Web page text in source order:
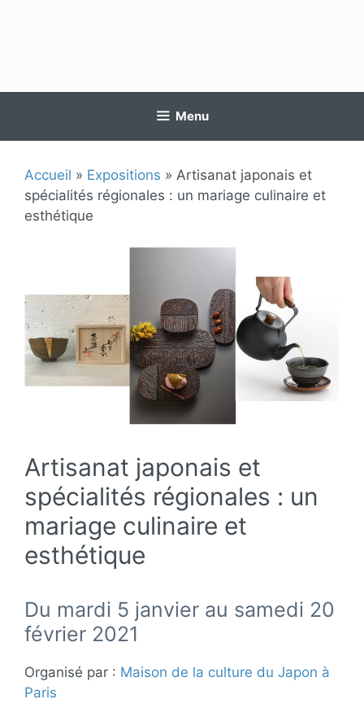
Menu
Accueil » Expositions » Artisanat japonais et
spécialités régionales : un mariage culinaire et
esthétique
Artisanat japonais et
spécialités régionales : un
mariage culinaire et
esthétique
Du mardi 5 janvier au samedi 20
février 2021
Organisé par : Maison de la culture du Japon à
Paris